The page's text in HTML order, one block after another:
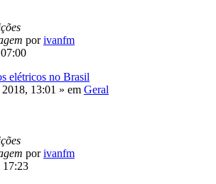
porivanfm
elétricos no Brasil
13:01 » em Geral
porivanfm
17:23